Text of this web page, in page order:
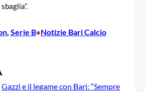
, Serie B•Notizie Bari Calcio
Gazzi e il legame con Bari: “Sempre